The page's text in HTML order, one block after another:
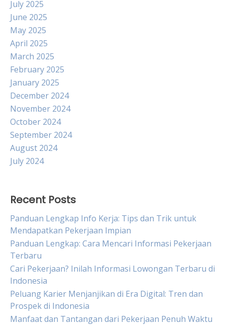
July 2025
June 2025
May 2025
April 2025
March 2025
February 2025
January 2025
December 2024
November 2024
October 2024
September 2024
August 2024
July 2024
Recent Posts
Panduan Lengkap Info Kerja: Tips dan Trik untuk
Mendapatkan Pekerjaan Impian
Panduan Lengkap: Cara Mencari Informasi Pekerjaan
Terbaru
Cari Pekerjaan? Inilah Informasi Lowongan Terbaru di
Indonesia
Peluang Karier Menjanjikan di Era Digital: Tren dan
Prospek di Indonesia
Manfaat dan Tantangan dari Pekerjaan Penuh Waktu